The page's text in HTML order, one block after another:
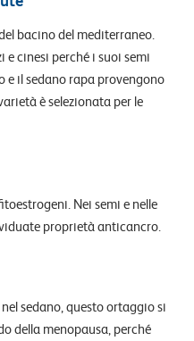
bacino del mediterraneo.
cinesi perché i suoi semi
il sedano rapa provengono
è selezionata per le
Nei semi e nelle
proprietà anticancro.
sedano, questo ortaggio si
della menopausa, perché